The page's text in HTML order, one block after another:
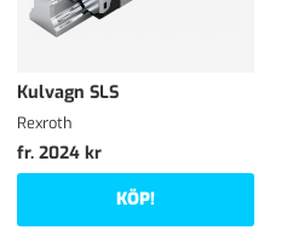
Kulvagn SLS
Rexroth
fr. 2024 kr
KÖP!